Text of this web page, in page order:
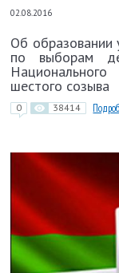
02.08.2016
Об образовании
по выборам
шестого созыва
0 38414